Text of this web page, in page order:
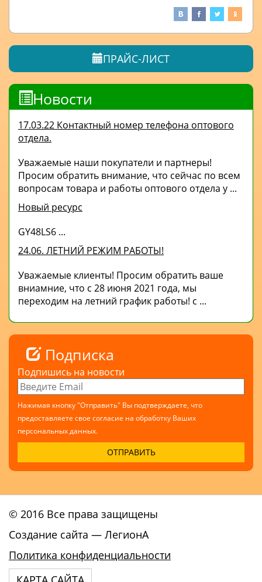
ПРАЙС-ЛИСТ
Новости
17.03.22 Контактный номер телефона оптового
отдела.
Уважаемые наши покупатели и партнеры!
Просим обратить внимание, что сейчас по всем
вопросам товара и работы оптового отдела у ...
Новый ресурс
GY48LS6 ...
24.06. ЛЕТНИЙ РЕЖИМ РАБОТЫ!
Уважаемые клиенты! Просим обратить ваше
вниамние, что с 28 июня 2021 года, мы
переходим на летний график работы! с ...
Подписка
Подпишись на новости
Нажимая кнопку "Отправить" Вы подтверждаете, что
предоставляете свое согласие на обработку Ваших
персональных данных.
© 2016 Все права защищены
Создание сайта — ЛегионА
Политика конфиденциальности